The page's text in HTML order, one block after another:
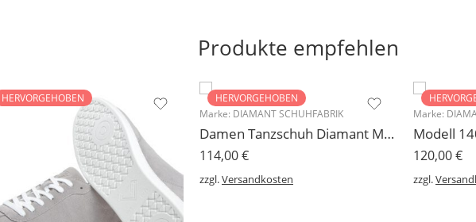
Produkte empfehlen
HERVORGEHOBEN
HERVORGEHOBEN
Marke: DIAMANT SCHUHFABRIK
Damen Tanzschuh Diamant Modell 105
114,00€
zzgl.Versandkosten
Marke:
120,00€
zzgl.